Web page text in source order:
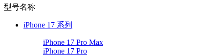
型号名称
iPhone 17 系列
iPhone 17 Pro Max
iPhone 17 Pro